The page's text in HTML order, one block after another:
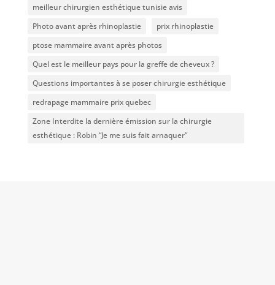
meilleur chirurgien esthétique tunisie avis
Photo avant après rhinoplastie
prix rhinoplastie
ptose mammaire avant après photos
Quel est le meilleur pays pour la greffe de cheveux ?
Questions importantes à se poser chirurgie esthétique
redrapage mammaire prix quebec
Zone Interdite la dernière émission sur la chirurgie
esthétique : Robin “Je me suis fait arnaquer”